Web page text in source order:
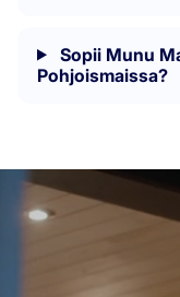
Sopii Munu
Pohjoismaissa?